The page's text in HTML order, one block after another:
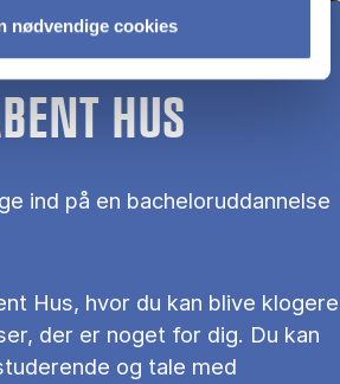
nødvendige cookies
HUS
ind på en bacheloruddannelse
Hus, hvor du kan blive klogere
der er noget for dig. Du kan
og tale med